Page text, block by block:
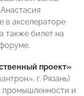
Анастасия
в акселераторе
также билет на
проект»
г. Рязань)
промышленности и